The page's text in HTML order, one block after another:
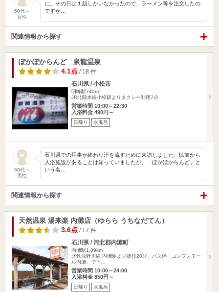
50代～
女性
に。その日は１組しかいなかったので、ラーメン等を注文したの
ですが…
関連情報から探す
ぽかぽからんど 泉龍温泉
4.1点 / 18 件
石川県 / 小松市
明峰駅740m
JR北陸本線小松駅よりタクシー利用7分
営業時間 10:00～22:30
入浴料金 490円～
日帰り 水風呂
50代～
男性
石川県での用事が終わり汗を流すために来訪しました。以前から
入浴施設があることは知っていましたが、「ぽかぽからんど」と
いう名…
関連情報から探す
天然温泉 湯来楽 内灘店（ゆらら うちなだてん）
3.6点 / 17 件
石川県 / 河北郡内灘町
内灘駅1.09km
北鉄浅野川線 内灘駅より徒歩20分。バス停「コンフォモー
ル内灘」で下…
営業時間 10:00～24:00
入浴料金 850円～
日帰り 水風呂